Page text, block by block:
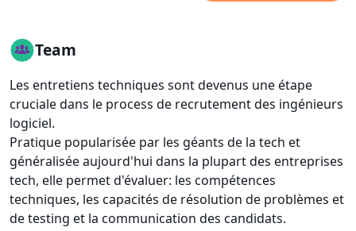
Team
Les entretiens techniques sont devenus une étape
cruciale dans le process de recrutement des ingénieurs
logiciel.
Pratique popularisée par les géants de la tech et
généralisée aujourd'hui dans la plupart des entreprises
tech, elle permet d'évaluer: les compétences
techniques, les capacités de résolution de problèmes et
de testing et la communication des candidats.